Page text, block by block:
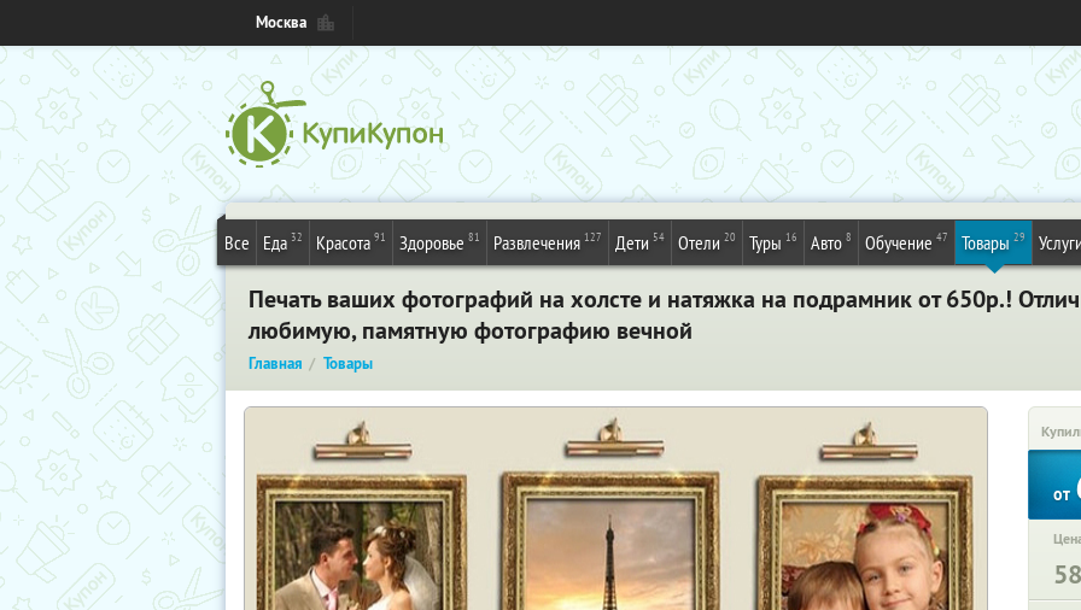
Москва
Все Еда 32 Красота 91 Здоровье 81 Развлечения 127 Дети 54 Отели 20 Туры 16 Авто 8 Обучение 47 Товары 29
Печать ваших фотографий на холсте и натяжка на подрамник от 650р.!
любимую, памятную фотографию вечной
Главная Товары
от